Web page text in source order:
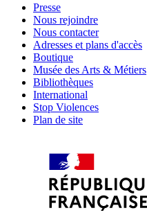
Presse
Nous rejoindre
Nous contacter
Adresses et plans d'accès
Boutique
Musée des Arts & Métiers
Bibliothèques
International
Stop Violences
Plan de site